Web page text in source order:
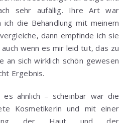
sehr aufällig. Ihre Art war
die Behandlung mit meinem
dann empfinde ich sie
wenn es mir leid tut, das zu
an sich wirklich schön gewesen
Ergebnis.
es ähnlich – scheinbar war die
Kosmetikerin und mit einer
der Haut und der